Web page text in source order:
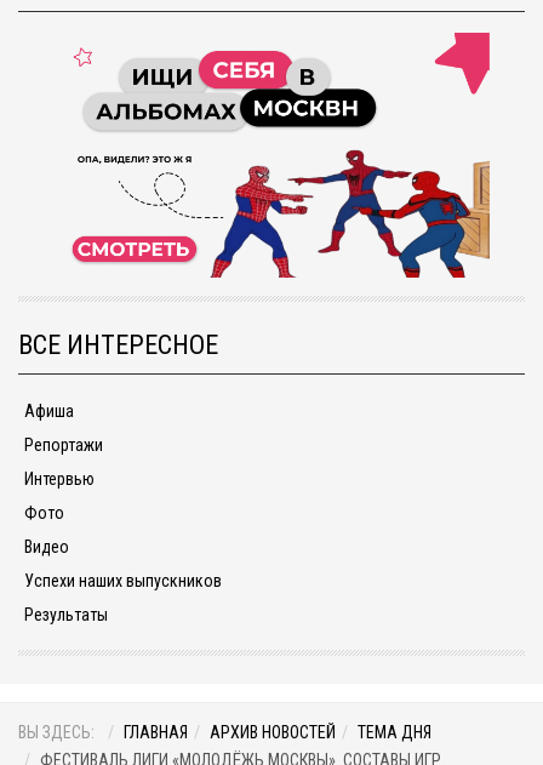
ВСЕ ИНТЕРЕСНОЕ
Афиша
Репортажи
Интервью
Фото
Видео
Успехи наших выпускников
Результаты
ВЫ ЗДЕСЬ: ГЛАВНАЯ АРХИВ НОВОСТЕЙ
ТЕМА ДНЯ
ФЕСТИВАЛЬ ЛИГИ «МОЛОДЁЖЬ МОСКВЫ». СОСТАВЫ ИГР.